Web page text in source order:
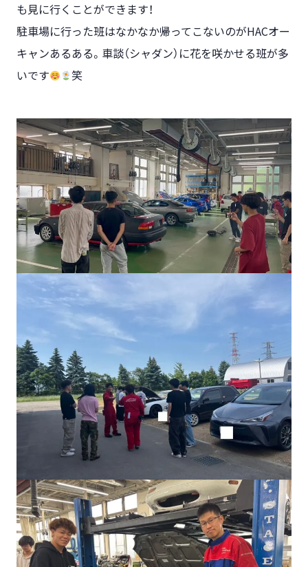
も見に行くことができます！
駐車場に行った班はなかなか帰ってこないのがHACオー
キャンあるある。車談（シャダン）に花を咲かせる班が多
いです
笑